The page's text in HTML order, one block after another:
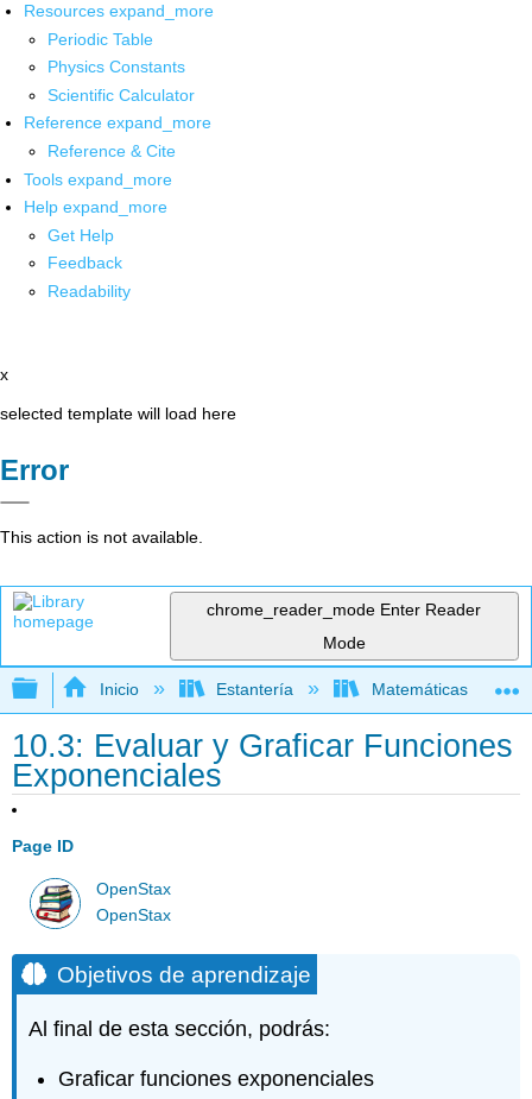
Resources expand_more
Periodic Table
Physics Constants
Scientific Calculator
Reference expand_more
Reference & Cite
Tools expand_more
Help expand_more
Get Help
Feedback
Readability
x
selected template will load here
Error
This action is not available.
chrome_reader_mode Enter Reader
Mode
Expandir/contraer jerarquía global
Inicio Estantería Matemáticas
10.3: Evaluar y Graficar Funciones
Exponenciales
Page ID
OpenStax
OpenStax
Objetivos de aprendizaje
Al final de esta sección, podrás:
Graficar funciones exponenciales